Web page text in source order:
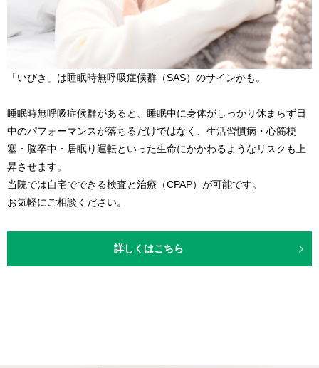
「いびき」は睡眠時無呼吸症候群（SAS）のサインかも。
睡眠時無呼吸症候群があると、睡眠中に身体がしっかり休まらず日
中のパフォーマンスが落ちるだけではなく、生活習慣病・心筋梗
塞・脳卒中・居眠り運転といった生命にかかわるようなリスクも上
昇させます。
当院では自宅でできる検査と治療（CPAP）が可能です。
お気軽にご相談ください。
詳しくはこちら